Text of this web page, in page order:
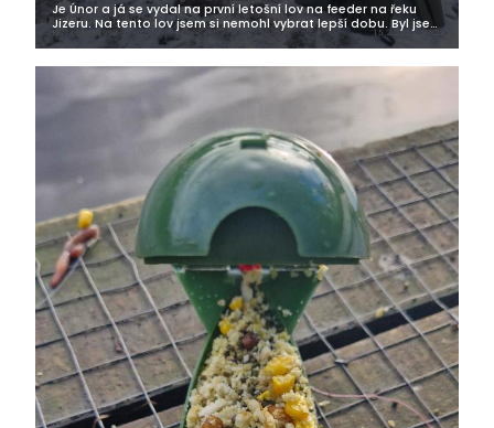
Je Únor a já se vydal na první letošní lov na feeder na řeku
Jizeru. Na tento lov jsem si nemohl vybrat lepší dobu. Byl jsem
po noční směně a přede mnou byla odpolední šichta. Ale kdy
jindy se...